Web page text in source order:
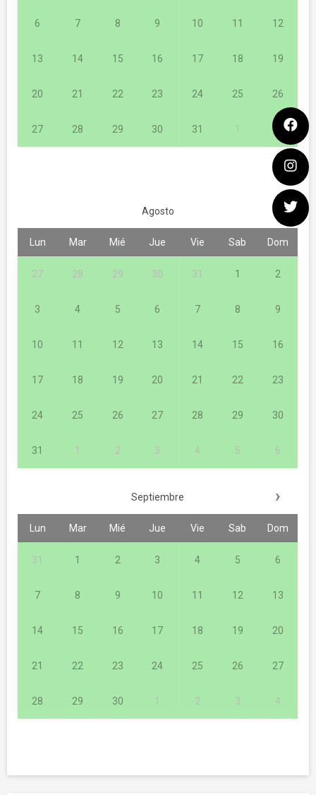
6 7 8 9 10 11 12
13 14 15 16 17 18 19
20 21 22 23 24 25 26
27 28 29 30 31 1
Agosto
Lun Mar Mié Jue Vie Sab Dom
27 28 29 30 31 1 2
3 4 5 6 7 8 9
10 11 12 13 14 15 16
17 18 19 20 21 22 23
24 25 26 27 28 29 30
31 1 2 3 4 5 6
Septiembre ›
Lun Mar Mié Jue Vie Sab Dom
31 1 2 3 4 5 6
7 8 9 10 11 12 13
14 15 16 17 18 19 20
21 22 23 24 25 26 27
28 29 30 1 2 3 4